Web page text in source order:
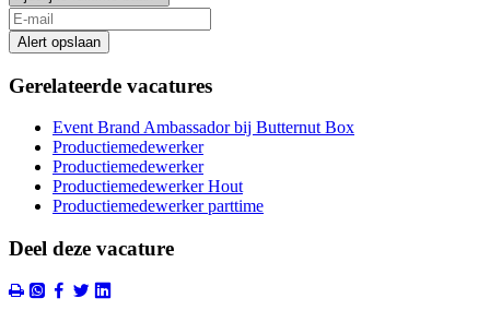
Alert opslaan
Gerelateerde vacatures
Event Brand Ambassador bij Butternut Box
Productiemedewerker
Productiemedewerker
Productiemedewerker Hout
Productiemedewerker parttime
Deel deze vacature